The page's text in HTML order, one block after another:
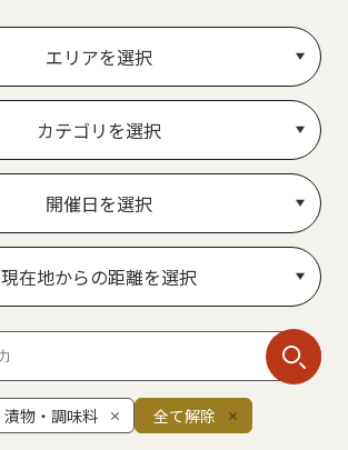
エリアを選択
カテゴリを選択
開催日を選択
現在地からの距離を選択
漬物・調味料 全て解除